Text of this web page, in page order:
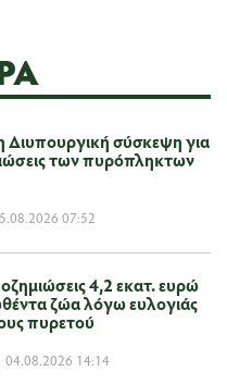
Διυπουργική σύσκεψη για
των πυρόπληκτων
07:52
4,2 εκατ. ευρώ
ζώα λόγω ευλογιάς
πυρετού
04.08.2026 14:14